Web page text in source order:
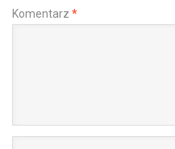
Komentarz *